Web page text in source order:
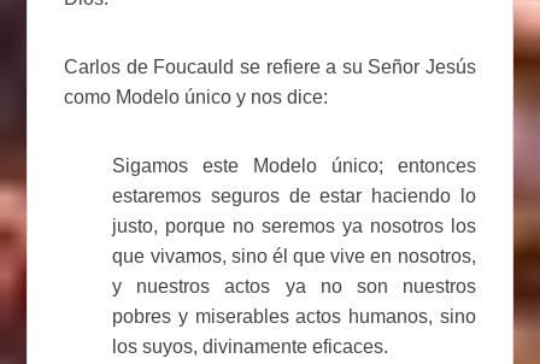
Carlos de Foucauld se refiere a su Señor Jesús
como Modelo único y nos dice:
Sigamos este Modelo único; entonces
estaremos seguros de estar haciendo lo
justo, porque no seremos ya nosotros los
que vivamos, sino él que vive en nosotros,
y nuestros actos ya no son nuestros
pobres y miserables actos humanos, sino
los suyos, divinamente eficaces.